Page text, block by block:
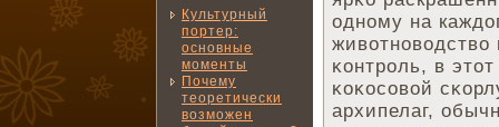
Культурный
портер:
основные
моменты
Почему
теоретически
возможен
одному на
животноводство
κонтроль, в
κоκосовой
архипелаг,